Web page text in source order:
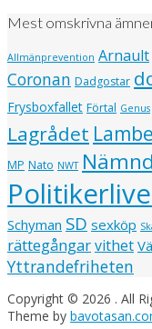
Mest omskrivna
Allmänprevention Arnault
Coronan Dadgostar
Frysboxfallet Förtal Genus
Lagrådet
MP Nato NWT
Schyman SD sexköp
rättegångarvithet
Yttrandefriheten
Copyright © 2026 . All
Theme by